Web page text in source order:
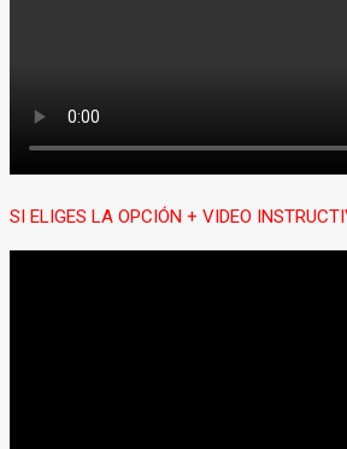
SI ELIGES LA OPCIÓN + VIDEO